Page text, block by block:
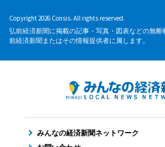
Copyright 2026 Consis. All rights reserved.
弘前経済新聞に掲載の記事・写真・図表などの無
前経済新聞またはその情報提供者に属します。
みんなの経済新聞ネットワーク